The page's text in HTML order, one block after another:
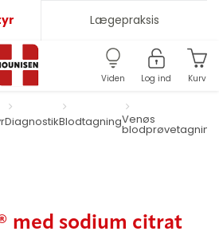
Lægepraksis
Viden Log ind Kurv
DiagnostikBlodtagningVenøs
blodprøvetagning
med sodium citrat